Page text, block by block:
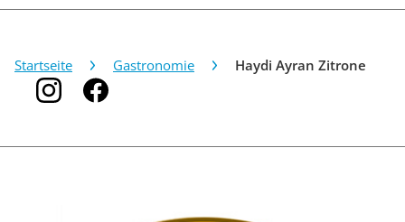
Startseite Gastronomie Haydi Ayran Zitrone